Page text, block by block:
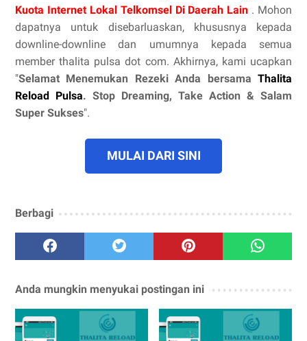
Kuota Internet Lokal Telkomsel Di Daerah Lain . Mohon
dapatnya untuk disebarluaskan, khususnya kepada
downline-downline dan umumnya kepada semua
member thalita pulsa dot com. Akhirnya, kami ucapkan
"Selamat Menemukan Rezeki Anda bersama Thalita
Reload Pulsa. Stop Dreaming, Take Action & Salam
Super Sukses".
MULAI DARI SINI
Berbagi
Anda mungkin menyukai postingan ini